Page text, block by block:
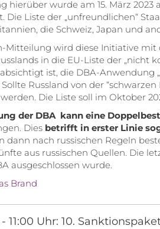
hierüber wurde am 15. März
Die Liste der „unfreundlichen“
die Schweiz, Japan und
Mitteilung wird diese Initiative
in die EU-Liste der „nicht
ist, die DBA-Anwendung
Russland von der
Die Liste soll im Oktober
der DBA kann eine
Dies betrifft in erster Linie
dann nach russischen Regeln
aus russischen Quellen. Die
ausgeschlossen wurde.
Brand
- 11:00 Uhr: 10.